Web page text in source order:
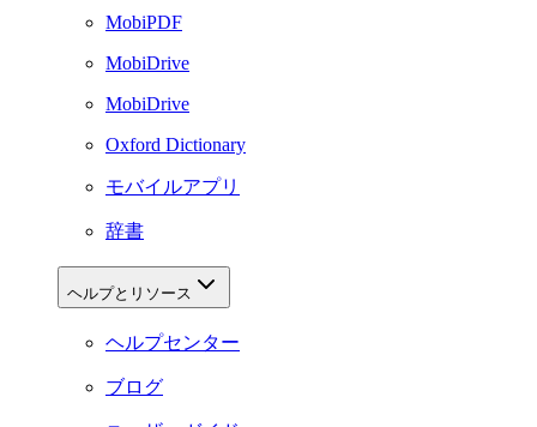
MobiPDF
MobiDrive
MobiDrive
Oxford Dictionary
モバイルアプリ
辞書
ヘルプとリソース
ヘルプセンター
ブログ